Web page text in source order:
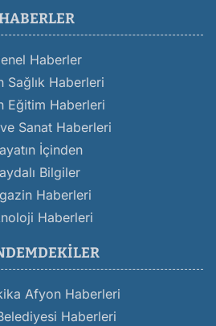
Haberler
Sağlık Haberleri
Eğitim Haberleri
Sanat Haberleri
İçinden
Bilgiler
Haberleri
Haberleri
Afyon Haberleri
Haberleri